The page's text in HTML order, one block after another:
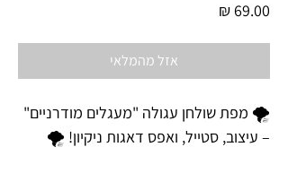
אזל מהמלאי
🌪️ מפת שולחן עגולה "מעגלים מודרניים"
– עיצוב, סטייל, ואפס דאגות ניקיון! 🌪️